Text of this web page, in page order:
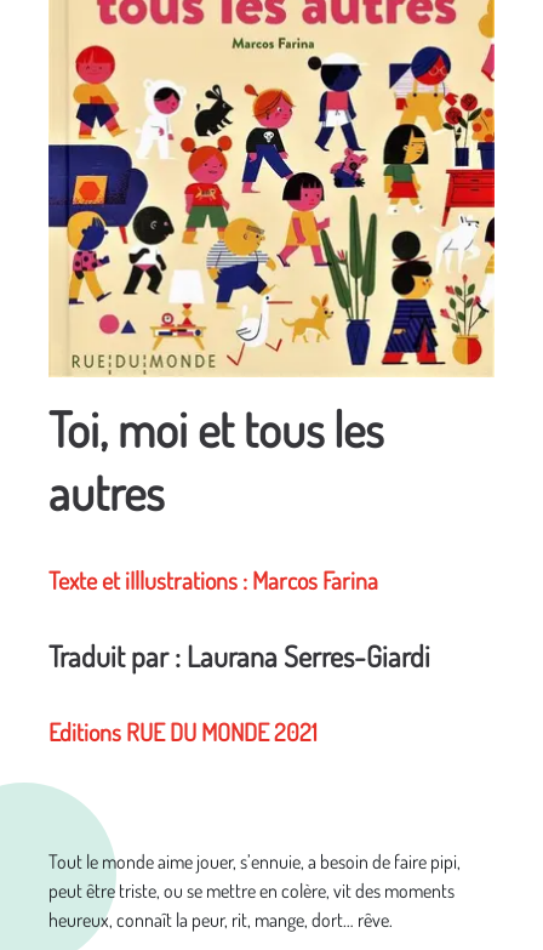
Toi, moi et tous les
autres
Texte et iIllustrations : Marcos Farina
Traduit par : Laurana Serres-Giardi
Editions RUE DU MONDE 2021
Tout le monde aime jouer, s’ennuie, a besoin de faire pipi,
peut être triste, ou se mettre en colère, vit des moments
heureux, connaît la peur, rit, mange, dort… rêve.